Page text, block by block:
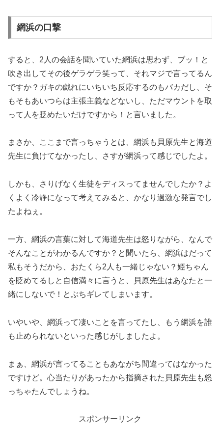
網浜の口撃
すると、2人の会話を聞いていた網浜は思わず、ブッ！と
吹き出してその後ゲラゲラ笑って、それマジで言ってるん
ですか？ガキの戯れにいちいち反応するのもバカだし、そ
もそもあいつらは主張主義などないし、ただマウントを取
って人を貶めたいだけですから！と言いました。
まさか、ここまで言っちゃうとは、網浜も貝原先生と海道
先生に負けてなかったし、さすが網浜って感じでしたよ。
しかも、さりげなく生徒をディスってませんでしたか？よ
くよく冷静になって考えてみると、かなり過激な発言でし
たよねぇ。
一方、網浜の言葉に対して海道先生は怒りながら、なんで
そんなことがわかるんですか？と聞いたら、網浜はだって
私もそうだから、おたくら2人も一緒じゃない？姫ちゃん
を貶めてるしと自信満々に言うと、貝原先生はあなたと一
緒にしないで！とぶちギレてしまいます。
いやいや、網浜って凄いことを言ってたし、もう網浜を誰
も止められないといった感じがしましたよ。
まぁ、網浜が言ってることもあながち間違ってはなかった
ですけど。心当たりがあったから指摘された貝原先生も怒
っちゃたんでしょうね。
スポンサーリンク